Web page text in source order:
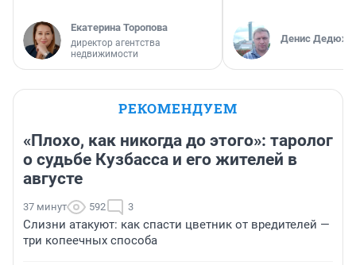
Екатерина Торопова
директор агентства
недвижимости
Денис
РЕКОМЕНДУЕМ
«Плохо, как никогда до этого»: таролог
о судьбе Кузбасса и его жителей в
августе
37 минут 592 3
Слизни атакуют: как спасти цветник от вредителей —
три копеечных способа